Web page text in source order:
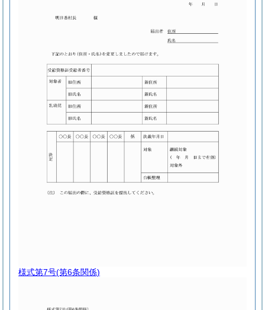
様式第7号(第6条関係)